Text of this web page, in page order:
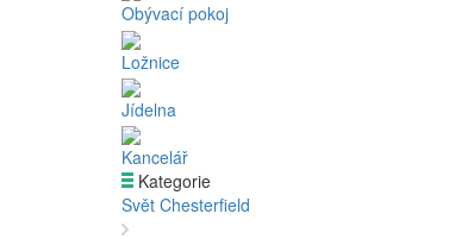
Obývací pokoj
Ložnice
Jídelna
Kancelář
Kategorie
Svět Chesterfield